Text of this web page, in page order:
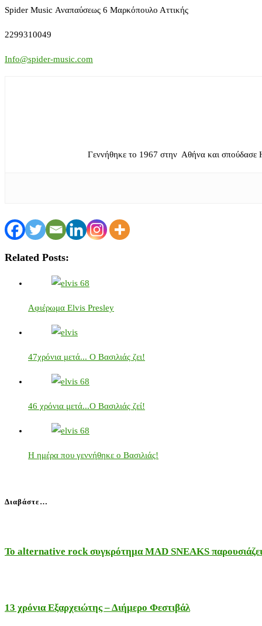
Spider Music Αναπαύσεως 6 Μαρκόπουλο Αττικής
2299310049
Info@spider-music.com
Γεννήθηκε το 1967 στην Αθήνα και σπούδασε
Related Posts:
Αφιέρωμα Elvis Presley
47χρόνια μετά... Ο Βασιλιάς ζει!
46 χρόνια μετά...Ο Βασιλιάς ζεί!
Η ημέρα που γεννήθηκε ο Βασιλιάς!
Διαβάστε…
Το alternative rock συγκρότημα MAD SNEAKS
13 χρόνια Εξαρχειώτης – Διήμερο Φεστιβάλ